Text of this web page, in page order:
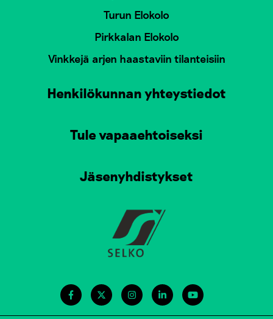
Turun Elokolo
Pirkkalan Elokolo
Vinkkejä arjen haastaviin tilanteisiin
Henkilökunnan yhteystiedot
Tule vapaaehtoiseksi
Jäsenyhdistykset